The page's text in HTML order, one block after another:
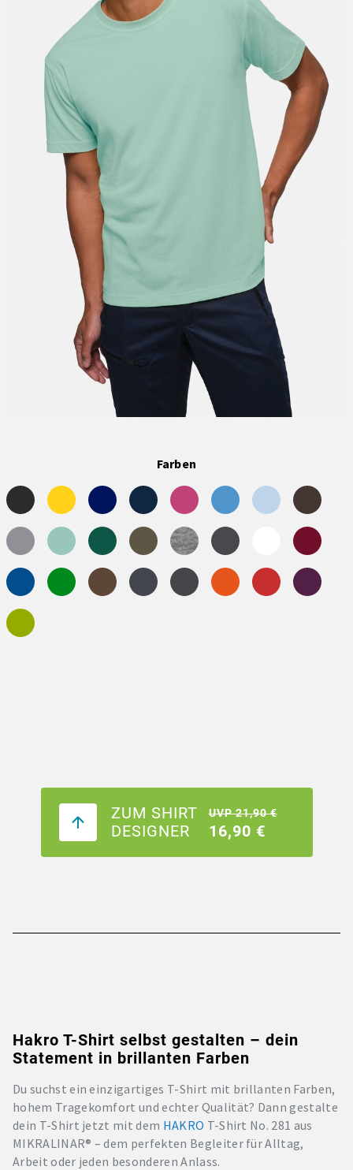
Farben
ZUM SHIRT
DESIGNER
UVP 21,90 €
16,90 €
Hakro T-Shirt selbst gestalten – dein
Statement in brillanten Farben
Du suchst ein einzigartiges T-Shirt mit brillanten Farben,
hohem Tragekomfort und echter Qualität? Dann gestalte
dein T-Shirt jetzt mit dem HAKRO T-Shirt No. 281 aus
MIKRALINAR® – dem perfekten Begleiter für Alltag,
Arbeit oder jeden besonderen Anlass.